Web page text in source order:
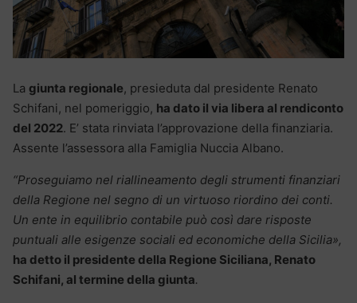
La giunta regionale, presieduta dal presidente Renato
Schifani, nel pomeriggio, ha dato il via libera al rendiconto
del 2022. E’ stata rinviata l’approvazione della finanziaria.
Assente l’assessora alla Famiglia Nuccia Albano.
“Proseguiamo nel riallineamento degli strumenti finanziari
della Regione nel segno di un virtuoso riordino dei conti.
Un ente in equilibrio contabile può così dare risposte
puntuali alle esigenze sociali ed economiche della Sicilia»,
ha detto il presidente della Regione Siciliana, Renato
Schifani, al termine della giunta.